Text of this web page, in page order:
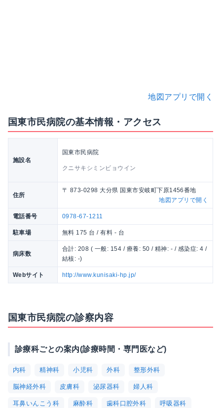
地図アプリで開く
国東市民病院の基本情報・アクセス
施設名
国東市民病院
クニサキシミンビョウイン
住所
〒 873-0298 大分県 国東市安岐町下原1456番地
地図アプリで開く
電話番号 0978-67-1211
駐車場 無料 175 台 / 有料 - 台
病床数
合計: 208 ( 一般: 154 / 療養: 50 / 精神: - / 感染症: 4 /
結核: -)
Webサイト http://www.kunisaki-hp.jp/
国東市民病院の診察内容
診療科ごとの案内(診療時間・専門医など)
内科 精神科 小児科 外科 整形外科
脳神経外科 皮膚科 泌尿器科 婦人科
耳鼻いんこう科 麻酔科 歯科口腔外科 呼吸器科